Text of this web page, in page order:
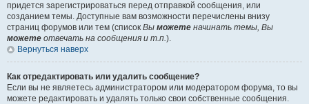
придется зарегистрироваться перед отправкой сообщения, или
созданием темы. Доступные вам возможности перечислены внизу
страниц форумов или тем (список Вы можете начинать темы, Вы
можете отвечать на сообщения и т.п.).
Вернуться наверх
Как отредактировать или удалить сообщение?
Если вы не являетесь администратором или модератором форума, то вы
можете редактировать и удалять только свои собственные сообщения.